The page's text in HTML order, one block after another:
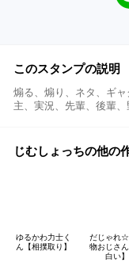
このスタンプの説明
煽る、煽り、ネタ、ギ
主、実況、先輩、後輩
じむしょっちの他の
ゆるかわ力士く
ん【相撲取り】
だじゃれ
物おじさ
白い】